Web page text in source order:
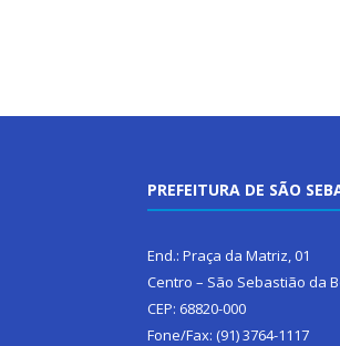
PREFEITURA DE SÃO
End.: Praça da Matriz, 01
Centro – São Sebastião da
CEP: 68820-000
Fone/Fax: (91) 3764-1117